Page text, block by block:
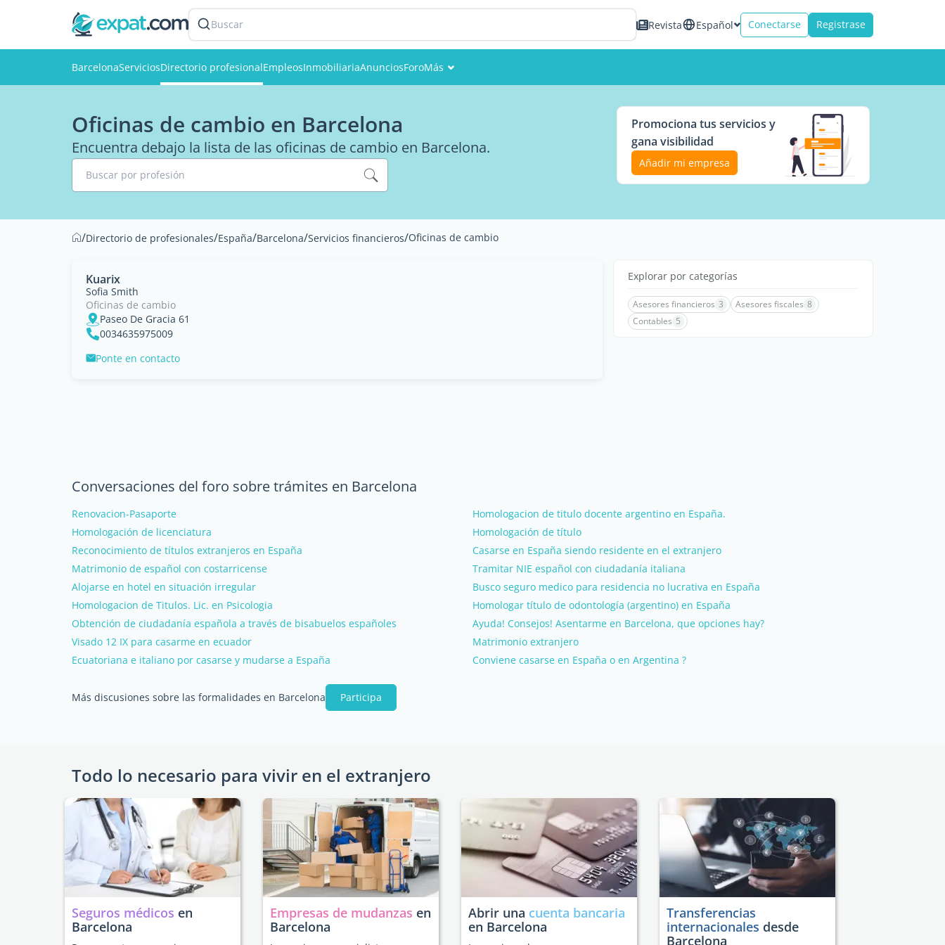
Buscar Revista Español Conectarse Registrase
BarcelonaServiciosDirectorio profesionalEmpleosInmobiliariaAnunciosForoMás
Oficinas de cambio en Barcelona
Encuentra debajo la lista de las oficinas de cambio en Barcelona.
Buscar por profesión
Promociona tus servicios y
gana visibilidad
Añadir mi empresa
/Directorio de profesionales/España/Barcelona/Servicios financieros/Oficinas de cambio
Kuarix
Sofia Smith
Oficinas de cambio
Paseo De Gracia 61
0034635975009
Ponte en contacto
Explorar por categorías
Asesores financieros 3 Asesores fiscales 8
Contables 5
Conversaciones del foro sobre trámites en Barcelona
Renovacion-Pasaporte
Homologacion de titulo docente argentino en España.
Homologación de licenciatura
Homologación de título
Reconocimiento de títulos extranjeros en España
Casarse en España siendo residente en el extranjero
Matrimonio de español con costarricense
Tramitar NIE español con ciudadanía italiana
Alojarse en hotel en situación irregular
Busco seguro medico para residencia no lucrativa en España
Homologacion de Titulos. Lic. en Psicologia
Homologar título de odontología (argentino) en España
Obtención de ciudadanía española a través de bisabuelos españoles
Ayuda! Consejos! Asentarme en Barcelona, que opciones hay?
Visado 12 IX para casarme en ecuador
Matrimonio extranjero
Ecuatoriana e italiano por casarse y mudarse a España
Conviene casarse en España o en Argentina ?
Más discusiones sobre las formalidades en Barcelona Participa
Todo lo necesario para vivir en el extranjero
Seguros médicos en
Barcelona
Empresas de mudanzas en
Barcelona
Abrir una cuenta bancaria
en Barcelona
Transferencias
internacionales desde
Barcelona